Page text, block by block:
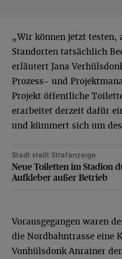
„Wir können jetzt testen,
Standorten tatsächlich
erläutert Jana
Prozess- und
Projekt öffentliche
erarbeitet derzeit dafür
und kümmert sich um
Neue Toiletten im Stadion
Stadt stellt Strafanzeige
Neue Toiletten im Stadion
Aufkleber außer Betrieb
Vorausgegangen waren
die Nordbahntrasse eine
Vonhülsdonk Anrainer